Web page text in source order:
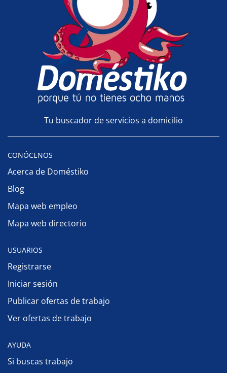
Tu buscador de servicios a domicilio
CONÓCENOS
Acerca de Doméstiko
Blog
Mapa web empleo
Mapa web directorio
USUARIOS
Registrarse
Iniciar sesión
Publicar ofertas de trabajo
Ver ofertas de trabajo
AYUDA
Si buscas trabajo